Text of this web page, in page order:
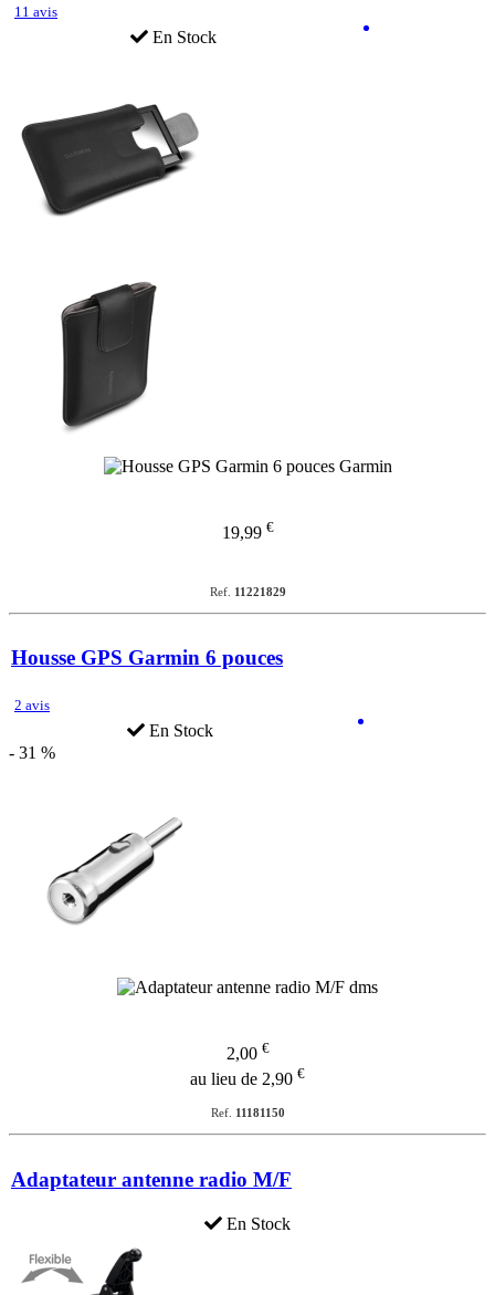
11 avis
En Stock
19,99 €
Ref. 11221829
Housse GPS Garmin 6 pouces
2 avis
En Stock
- 31 %
2,00 €
au lieu de 2,90 €
Ref. 11181150
Adaptateur antenne radio M/F
En Stock